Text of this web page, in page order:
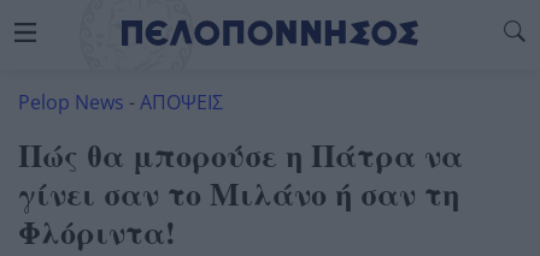
Pelop News -ΑΠΟΨΕΙΣ
Πώς θα μπορούσε η Πάτρα να
γίνει σαν το Μιλάνο ή σαν τη
Φλόριντα!